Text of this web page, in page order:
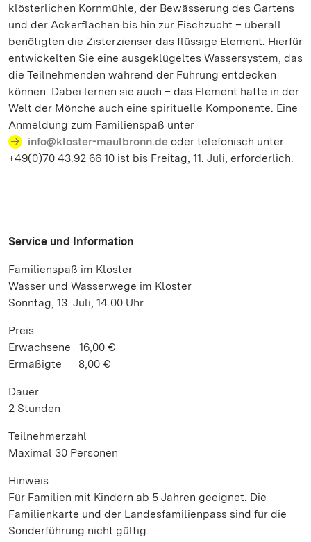
klösterlichen Kornmühle, der Bewässerung des Gartens
und der Ackerflächen bis hin zur Fischzucht – überall
benötigten die Zisterzienser das flüssige Element. Hierfür
entwickelten Sie eine ausgeklügeltes Wassersystem, das
die Teilnehmenden während der Führung entdecken
können. Dabei lernen sie auch – das Element hatte in der
Welt der Mönche auch eine spirituelle Komponente. Eine
Anmeldung zum Familienspaß unter
info@kloster-maulbronn.de oder telefonisch unter
+49(0)70 43.92 66 10 ist bis Freitag, 11. Juli, erforderlich.
Service und Information
Familienspaß im Kloster
Wasser und Wasserwege im Kloster
Sonntag, 13. Juli, 14.00 Uhr
Preis
Erwachsene 16,00 €
Ermäßigte 8,00 €
Dauer
2 Stunden
Teilnehmerzahl
Maximal 30 Personen
Hinweis
Für Familien mit Kindern ab 5 Jahren geeignet. Die
Familienkarte und der Landesfamilienpass sind für die
Sonderführung nicht gültig.